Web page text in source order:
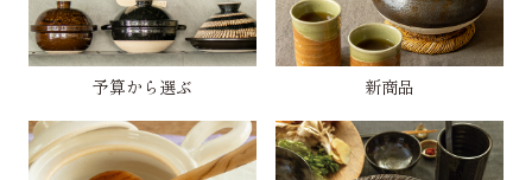
予算から選ぶ 新商品